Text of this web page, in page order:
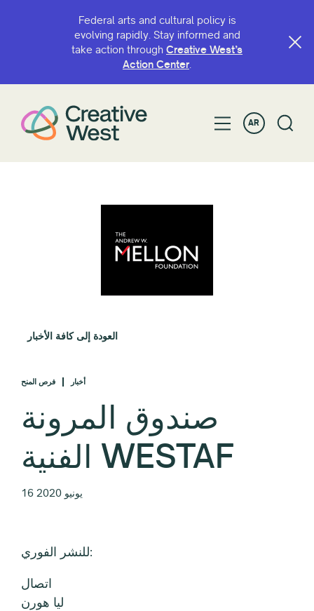
Federal arts and cultural policy is
evolving rapidly. Stay informed and
take action through Creative West’s
Action Center.
AR
العودة إلى كافة الأخبار
فرص المنح أخبار
صندوق المرونة
الفنية WESTAF
16 يونيو 2020
للنشر الفوري:
اتصال
ليا هورن